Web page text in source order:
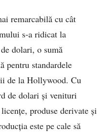
remarcabilă cu cât
s-a ridicat la
dolari, o sumă
pentru standardele
de la Hollywood. Cu
de dolari și venituri
produse derivate și
este pe cale să